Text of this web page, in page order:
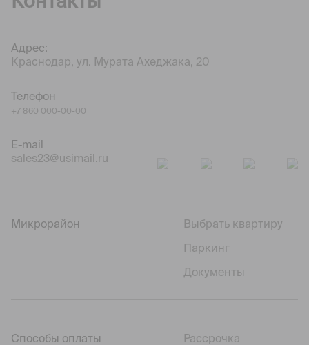
Адрес:
Краснодар, ул. Мурата Ахеджака, 20
Телефон
+7 860 000-00-00
E-mail
sales23@usimail.ru
Микрорайон
Выбрать квартиру
Паркинг
Документы
Способы оплаты
Рассрочка